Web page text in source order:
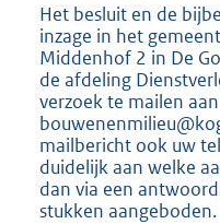
Het besluit en de
inzage in het
Middenhof 2 in De
de afdeling
verzoek te mailen aan
mailbericht ook uw
duidelijk aan welke
dan via een
stukken aangeboden.